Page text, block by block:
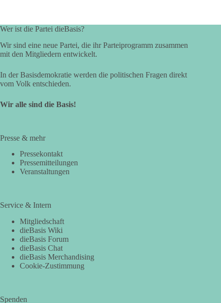
Wer ist die Partei dieBasis?
Wir sind eine neue Partei, die ihr Parteiprogramm zusammen
mit den Mitgliedern entwickelt.
In der Basisdemokratie werden die politischen Fragen direkt
vom Volk entschieden.
Wir alle sind die Basis!
Presse & mehr
Pressekontakt
Pressemitteilungen
Veranstaltungen
Service & Intern
Mitgliedschaft
dieBasis Wiki
dieBasis Forum
dieBasis Chat
dieBasis Merchandising
Cookie-Zustimmung
Spenden